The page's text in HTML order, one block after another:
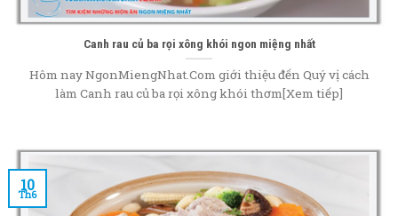
Canh rau củ ba rọi xông khói ngon miệng nhất
Hôm nay NgonMiengNhat.Com giới thiệu đến Quý vị cách
làm Canh rau củ ba rọi xông khói thơm[Xem tiếp]
10
Th6